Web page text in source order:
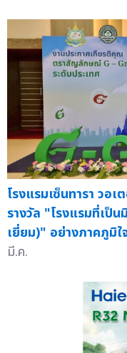
โรงแรมเซ็นทารา วอ
รางวัล "โรงแรมที่เป็
เยี่ยม)" อย่างภาคภูมิใ
มี.ค.